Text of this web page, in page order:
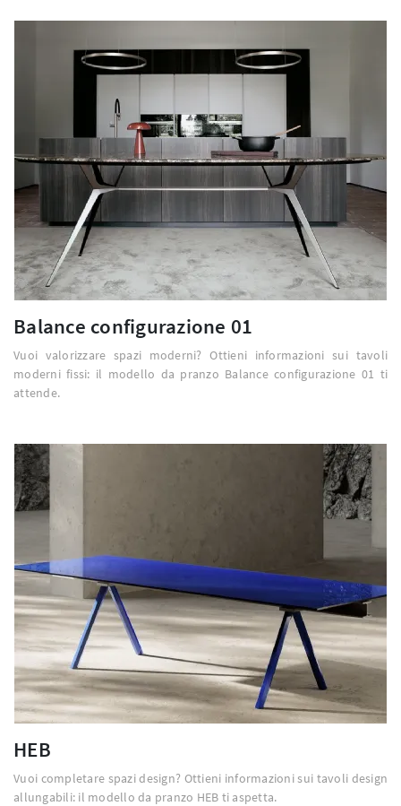
Balance configurazione 01
Vuoi valorizzare spazi moderni? Ottieni informazioni sui tavoli
moderni fissi: il modello da pranzo Balance configurazione 01 ti
attende.
HEB
Vuoi completare spazi design? Ottieni informazioni sui tavoli design
allungabili: il modello da pranzo HEB ti aspetta.